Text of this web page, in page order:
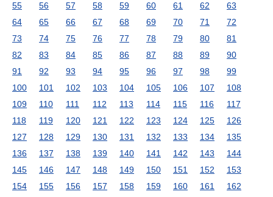
55
56 57 58 59 60 61 62
63
64
65 66 67 68 69 70 71
72
73
74 75 76 77 78 79 80
81
82
83 84 85 86 87 88 89
90
91
92 93 94 95 96 97 98
99
100
101 102 103 104 105 106 107
108
109
110 111 112 113 114 115 116
117
118
119 120 121 122 123 124 125
126
127
128 129 130 131 132 133 134
135
136
137 138 139 140 141 142 143
144
145
146 147 148 149 150 151 152
153
154
155 156 157 158 159 160 161
162